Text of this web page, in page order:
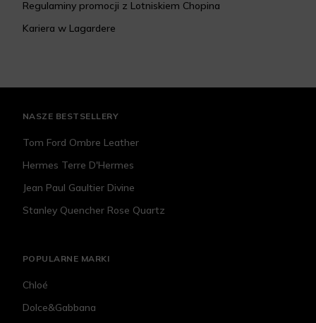
Regulaminy promocji z Lotniskiem Chopina
Kariera w Lagardere
NASZE BESTSELLERY
Tom Ford Ombre Leather
Hermes Terre D'Hermes
Jean Paul Gaultier Divine
Stanley Quencher Rose Quartz
POPULARNE MARKI
Chloé
Dolce&Gabbana